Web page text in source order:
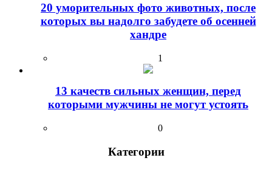
20 уморительных фото животных, после
которых вы надолго забудете об осенней
хандре
1
13 качеств сильных женщин, перед
которыми мужчины не могут устоять
0
Категории